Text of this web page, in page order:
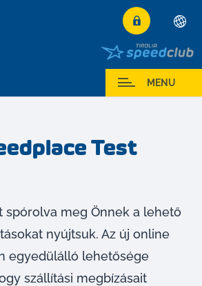
Deutsch
English
Français
Español
Magyar
Hrvatski
Română
MENU
Test
spórolva meg Önnek a lehető
nyújtsuk. Az új online
egyedülálló lehetősége
szállítási megbízásait